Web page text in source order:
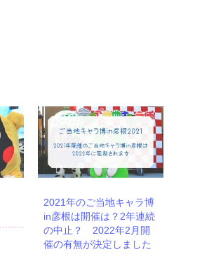
2021年のご当地キャラ博
in彦根は開催は？2年連続
の中止？ 2022年2月開
催の有無が決定しました